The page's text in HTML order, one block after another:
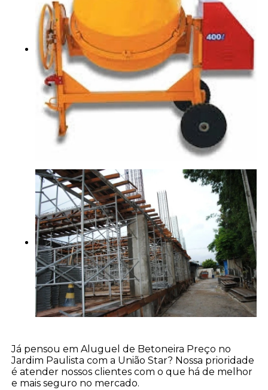
Já pensou em Aluguel de Betoneira Preço no
Jardim Paulista com a União Star? Nossa prioridade
é atender nossos clientes com o que há de melhor
e mais seguro no mercado.